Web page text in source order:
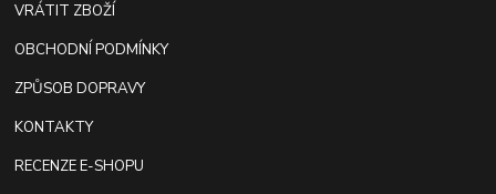
VRÁTIT ZBOŽÍ
OBCHODNÍ PODMÍNKY
ZPŮSOB DOPRAVY
KONTAKTY
RECENZE E-SHOPU